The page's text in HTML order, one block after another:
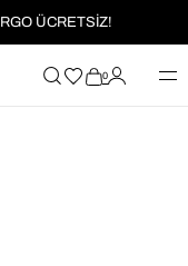
ÜCRETSİZ!
%5 İNDİRİM
0